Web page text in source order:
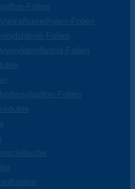
Folien
Folien
Folien
Folien
Folien